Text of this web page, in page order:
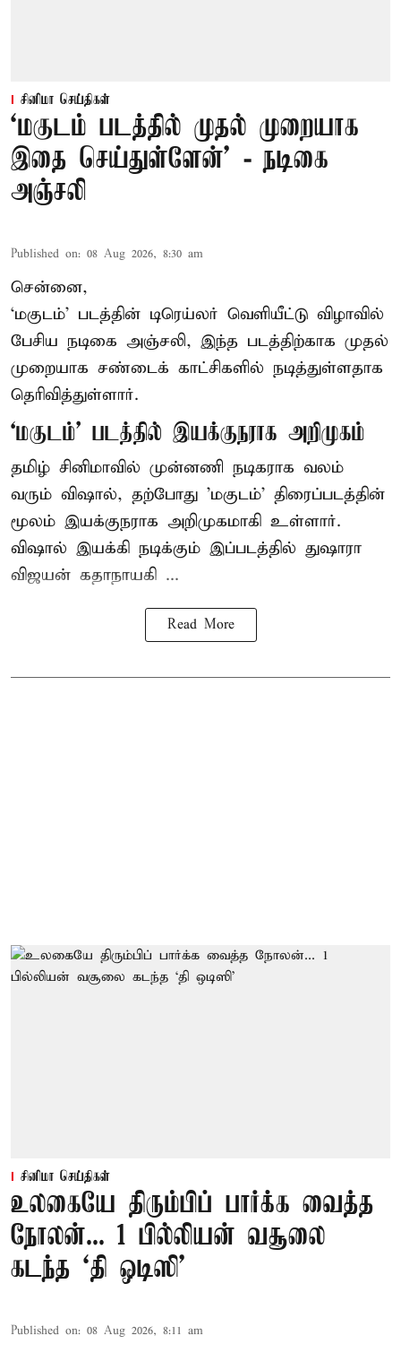
சினிமா செய்திகள்
‘மகுடம் படத்தில் முதல் முறையாக
இதை செய்துள்ளேன்’ - நடிகை
அஞ்சலி
Published on: 08 Aug 2026, 8:30 am
சென்னை,
‘மகுடம்’ படத்தின் டிரெய்லர் வெளியீட்டு விழாவில்
பேசிய நடிகை அஞ்சலி, இந்த படத்திற்காக முதல்
முறையாக சண்டைக் காட்சிகளில் நடித்துள்ளதாக
தெரிவித்துள்ளார்.
‘மகுடம்’ படத்தில் இயக்குநராக அறிமுகம்
தமிழ் சினிமாவில் முன்னணி நடிகராக வலம்
வரும் விஷால், தற்போது 'மகுடம்' திரைப்படத்தின்
மூலம் இயக்குநராக அறிமுகமாகி உள்ளார்.
விஷால் இயக்கி நடிக்கும் இப்படத்தில் துஷாரா
விஜயன் கதாநாயகி ...
Read More
சினிமா செய்திகள்
உலகையே திரும்பிப் பார்க்க வைத்த
நோலன்... 1 பில்லியன் வசூலை
கடந்த ‘தி ஒடிஸி’
Published on: 08 Aug 2026, 8:11 am